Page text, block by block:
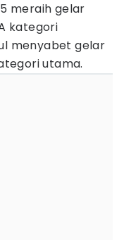
meraih gelar
kategori
menyabet gelar
utama.